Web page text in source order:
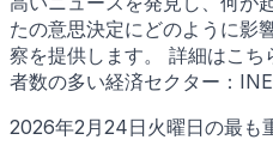
たの意思決定にどのように影
察を提供します。 詳細はこ
者数の多い経済セクター：
2026年2月24日火曜日の最も